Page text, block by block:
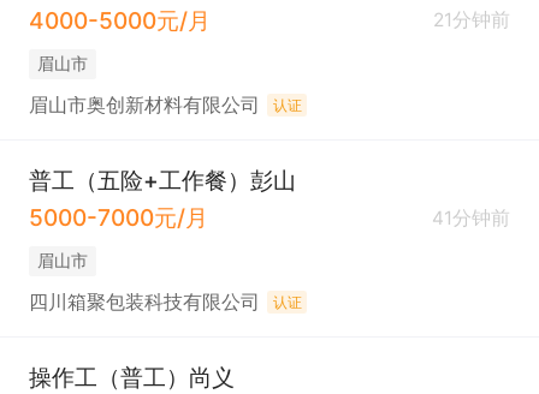
4000-5000元/月
21分钟前
眉山市
眉山市奥创新材料有限公司 认证
普工（五险+工作餐）彭山
5000-7000元/月
41分钟前
眉山市
四川箱聚包装科技有限公司 认证
操作工（普工）尚义